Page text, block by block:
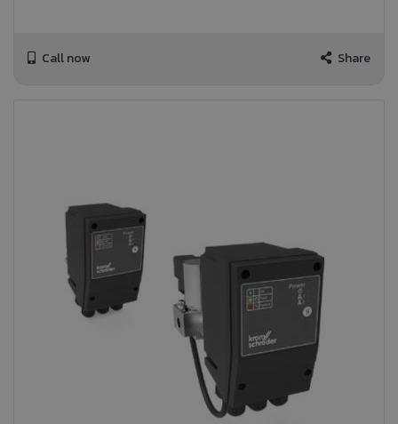
Call now Share